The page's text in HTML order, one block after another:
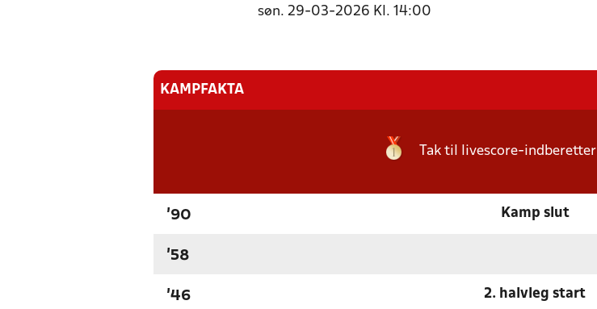
søn. 29-03-2026 Kl. 14:00
KAMPFAKTA
Tak til livescore-indberetter
'90 Kamp slut
'58
'46 2. halvleg start